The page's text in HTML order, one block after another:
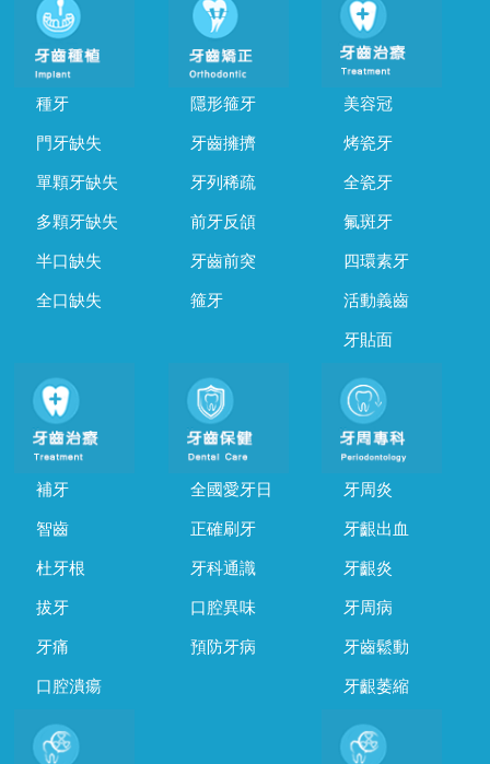
種牙
門牙缺失
單顆牙缺失
多顆牙缺失
半口缺失
全口缺失
隱形箍牙
牙齒擁擠
牙列稀疏
前牙反頜
牙齒前突
箍牙
美容冠
烤瓷牙
全瓷牙
氟斑牙
四環素牙
活動義齒
牙貼面
補牙
智齒
杜牙根
拔牙
牙痛
口腔潰瘍
全國愛牙日
正確刷牙
牙科通識
口腔異味
預防牙病
牙周炎
牙齦出血
牙齦炎
牙周病
牙齒鬆動
牙齦萎縮